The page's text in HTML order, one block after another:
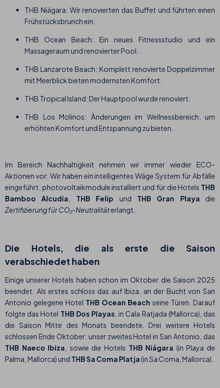
THB Niágara: Wir renovierten das Buffet und führten einen
Frühstücksbrunch ein.
THB Ocean Beach: Ein neues Fitnessstudio und ein
Massageraum und renovierter Pool.
THB Lanzarote Beach: Komplett renovierte Doppelzimmer
mit Meerblick bieten modernsten Komfort.
THB Tropical Island: Der Hauptpool wurde renoviert.
THB Los Molinos: Änderungen im Wellnessbereich, um
erhöhten Komfort und Entspannung zu bieten.
Im Bereich Nachhaltigkeit nehmen wir immer wieder ECO-
Aktionen vor: Wir haben ein intelligentes Wäge System für Abfälle
eingeführt, photovoltaikmodule installiert und für die Hotels THB
Bamboo Alcudia
THB Felip und THB Gran Playa die
Zertifizierung für CO₂-Neutralitäterlangt.
Die Hotels, die als erste die Saison
verabschiedet haben
Einige unserer Hotels haben schon im Oktober die Saison 2025
beendet. Als erstes schloss das auf Ibiza, an der Bucht von San
Antonio gelegene Hotel THB Ocean Beach seine Türen. Darauf
folgte das Hotel THB Dos Playas , in Cala Ratjada (Mallorca), das
die Saison Mitte des Monats beendete. Drei weitere Hotels
schlossen Ende Oktober: unser zweites Hotel in San Antonio, das
THB Naeco Ibiza , sowie die Hotels THB Niágara (in Playa de
Palma, Mallorca) und THB Sa Coma Platja (in Sa Coma, Mallorca).